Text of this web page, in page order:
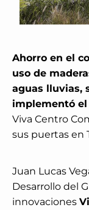
Ahorro en el
uso de
aguas lluvias,
implementó el
Viva Centro
sus puertas en
Juan Lucas
Desarrollo del
innovaciones